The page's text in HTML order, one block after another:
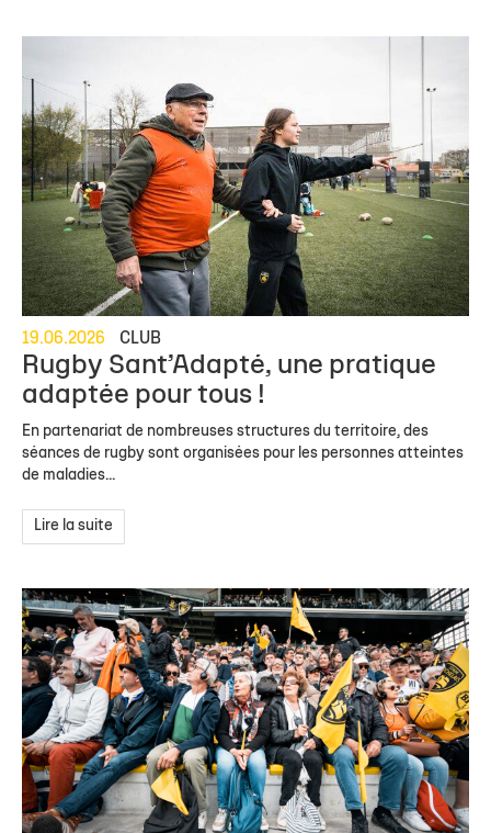
19.06.2026 CLUB
Rugby Sant’Adapté, une pratique
adaptée pour tous !
En partenariat de nombreuses structures du territoire, des
séances de rugby sont organisées pour les personnes atteintes
de maladies...
Lire la suite